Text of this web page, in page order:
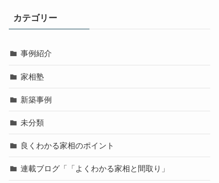
カテゴリー
事例紹介
家相塾
新築事例
未分類
良くわかる家相のポイント
連載ブログ「「よくわかる家相と間取り」